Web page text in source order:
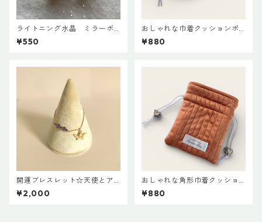
ライトニング水晶 ミラーボ
ールカット７mm(４粒入)
¥550
おしゃれな巾着クッションポ
ーチ♡イエロ＝
¥880
開運ブレスレット☆天使とア
メジスト
¥2,000
おしゃれな角形巾着クッショ
ンポーチ◇キャメル
¥880